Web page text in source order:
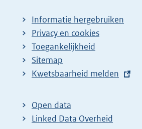
Informatie hergebruiken
Privacy en cookies
Toegankelijkheid
Sitemap
E
t
e
Kwetsbaarheid melden
Open data
Linked Data Overheid